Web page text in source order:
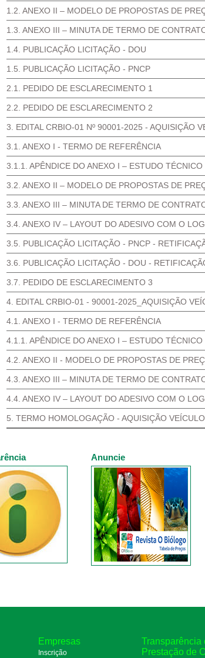
1.2. ANEXO II – MODELO DE PROPOSTAS DE
1.3. ANEXO III – MINUTA DE TERMO DE
1.4. PUBLICAÇÃO LICITAÇÃO - DOU
1.5. PUBLICAÇÃO LICITAÇÃO - PNCP
2.1. PEDIDO DE ESCLARECIMENTO 1
2.2. PEDIDO DE ESCLARECIMENTO 2
3. EDITAL CRBIO-01 Nº 90001-2025 - AQUISIÇÃO
3.1. ANEXO I - TERMO DE REFERÊNCIA
3.1.1. APÊNDICE DO ANEXO I – ESTUDO TÉCNICO
3.2. ANEXO II – MODELO DE PROPOSTAS DE
3.3. ANEXO III – MINUTA DE TERMO DE
3.4. ANEXO IV – LAYOUT DO ADESIVO COM O
3.5. PUBLICAÇÃO LICITAÇÃO - PNCP -
3.6. PUBLICAÇÃO LICITAÇÃO - DOU -
3.7. PEDIDO DE ESCLARECIMENTO 3
4. EDITAL CRBIO-01 - 90001-2025_AQUISIÇÃO
4.1. ANEXO I - TERMO DE REFERÊNCIA
4.1.1. APÊNDICE DO ANEXO I – ESTUDO TÉCNICO
4.2. ANEXO II - MODELO DE PROPOSTAS DE
4.3. ANEXO III – MINUTA DE TERMO DE
4.4. ANEXO IV – LAYOUT DO ADESIVO COM O
5. TERMO HOMOLOGAÇÃO - AQUISIÇÃO VEÍCULO
Anuncie
Empresas
Inscrição
Transparência
Prestação de